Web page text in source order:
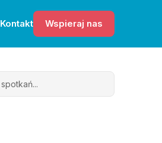
Kontakt Wspieraj nas